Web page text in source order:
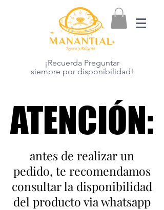
¡Recuerda Preguntar
siempre por disponibilidad!
ATENCIÓN:
ATENCIÓN:
antes de realizar un
pedido, te recomendamos
consultar la disponibilidad
del producto via whatsapp